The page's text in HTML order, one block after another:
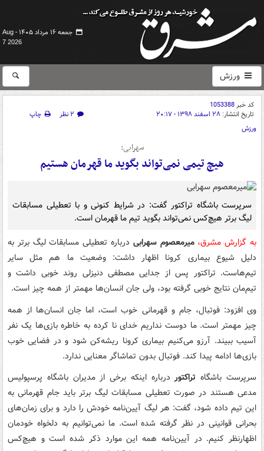
جمعه ۱۶ مرداد ۱۴۰۵ -
Aug
7 2026
ورزش
کد خبر1053388
تاریخ انتشار: ۲۸ اسفند ۱۳۹۸ - ۲۰:۱۷ ۲ نظر
چاپ
ورزش
سهرابی:
هیچ تیمی نمی‌تواند بگوید ما قهرمان هستیم
سرپرست باشگاه تراکتور گفت: در شرایط کنونی و با تعطیلی مسابقات
لیگ برتر هیچ‌کس نمی‌تواند بگوید تیم ما قهرمان است.
به گزارش مشرق،میرمعصوم سهرابی درباره تعطیلی مسابقات لیگ برتر به
دلیل شیوع بیماری کرونا اظهار داشت: وضعیت ما هم مثل سایر
تیم‌هاست. تراکتور پس از جدایی مصطفی دنیزلی روند خوبی داشت و
تیم‌مان نتایج خوبی گرفته بود، ولی جان انسان‌ها مهمتر از همه چیز است.
وی افزود: فوتبال، جام و قهرمانی خوب است، اما جان انسان‌ها از همه
چیز مهمتر است. ما دوست نداریم خدای نا کرده به خاطره بازی‌ها یک نفر
آسیب ببیند. آرزو می‌کنیم بیماری کرونا ریشه‌کن شود و در فضایی خوب
بازی‌ها ادامه پیدا کند. فوتبال بدون تماشاگر معنایی ندارد.
سرپرست باشگاه تراکتوردرباره اینکه برخی از مدیران باشگاه پرسپولیس
مدعی هستند در صورت تعطیلی مسابقات لیگ برتر باید جام قهرمانی به
این تیم داده شود، گفت: هر لیگ آیین‌نامه خودش را دارد و برای زمان‌های
بحرانی قوانینی در نظر گرفته شده است. ما نمی‌توانیم به دلخواه خودمان
اظهارنظر کنیم. در آیین‌نامه همه این موارد ذکر شده است و هیچ‌کس